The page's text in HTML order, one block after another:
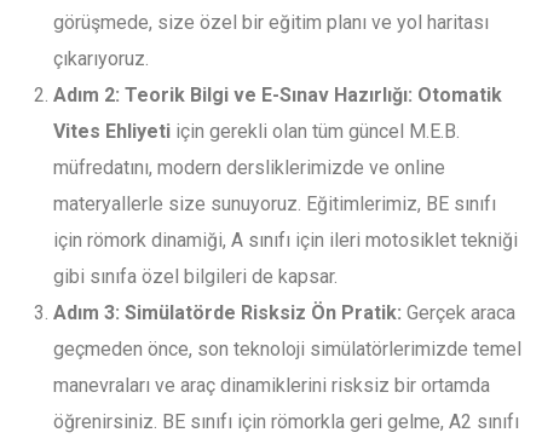
görüşmede, size özel bir eğitim planı ve yol haritası
çıkarıyoruz.
Adım 2: Teorik Bilgi ve E-Sınav Hazırlığı: Otomatik
Vites Ehliyeti için gerekli olan tüm güncel M.E.B.
müfredatını, modern dersliklerimizde ve online
materyallerle size sunuyoruz. Eğitimlerimiz, BE sınıfı
için römork dinamiği, A sınıfı için ileri motosiklet tekniği
gibi sınıfa özel bilgileri de kapsar.
Adım 3: Simülatörde Risksiz Ön Pratik: Gerçek araca
geçmeden önce, son teknoloji simülatörlerimizde temel
manevraları ve araç dinamiklerini risksiz bir ortamda
öğrenirsiniz. BE sınıfı için römorkla geri gelme, A2 sınıfı